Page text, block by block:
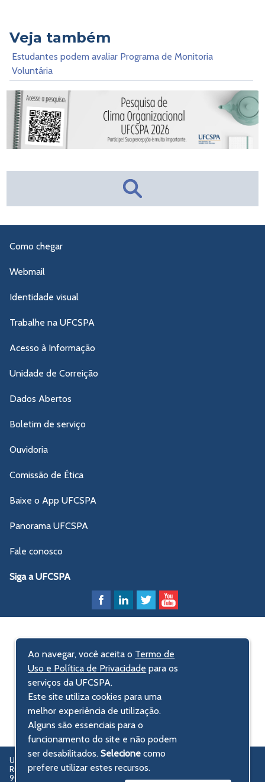
Veja também
Estudantes podem avaliar Programa de Monitoria
Voluntária
Como chegar
Webmail
Identidade visual
Trabalhe na UFCSPA
Acesso à Informação
Unidade de Correição
Dados Abertos
Boletim de serviço
Ouvidoria
Comissão de Ética
Baixe o App UFCSPA
Panorama UFCSPA
Fale conosco
Siga a UFCSPA
UFCSPA – Universidade Federal de Ciências da Saúde de Porto Alegre
Rua Sarmento Leite, 245 - Centro Histórico
90050-170 Porto Alegre, RS, Brasil
Ao navegar, você aceita o Termo de
Uso e Política de Privacidade para os
serviços da UFCSPA.
Este site utiliza cookies para uma
melhor experiência de utilização.
Alguns são essenciais para o
funcionamento do site e não podem
ser desabilitados.Selecionecomo
prefere utilizar estes recursos.